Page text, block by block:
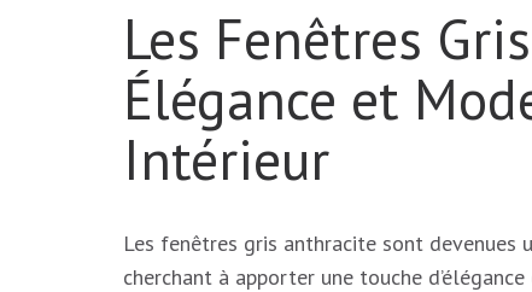
Les Fenêtres
Élégance et
Intérieur
Les fenêtres gris anthracite sont devenues
cherchant à apporter une touche